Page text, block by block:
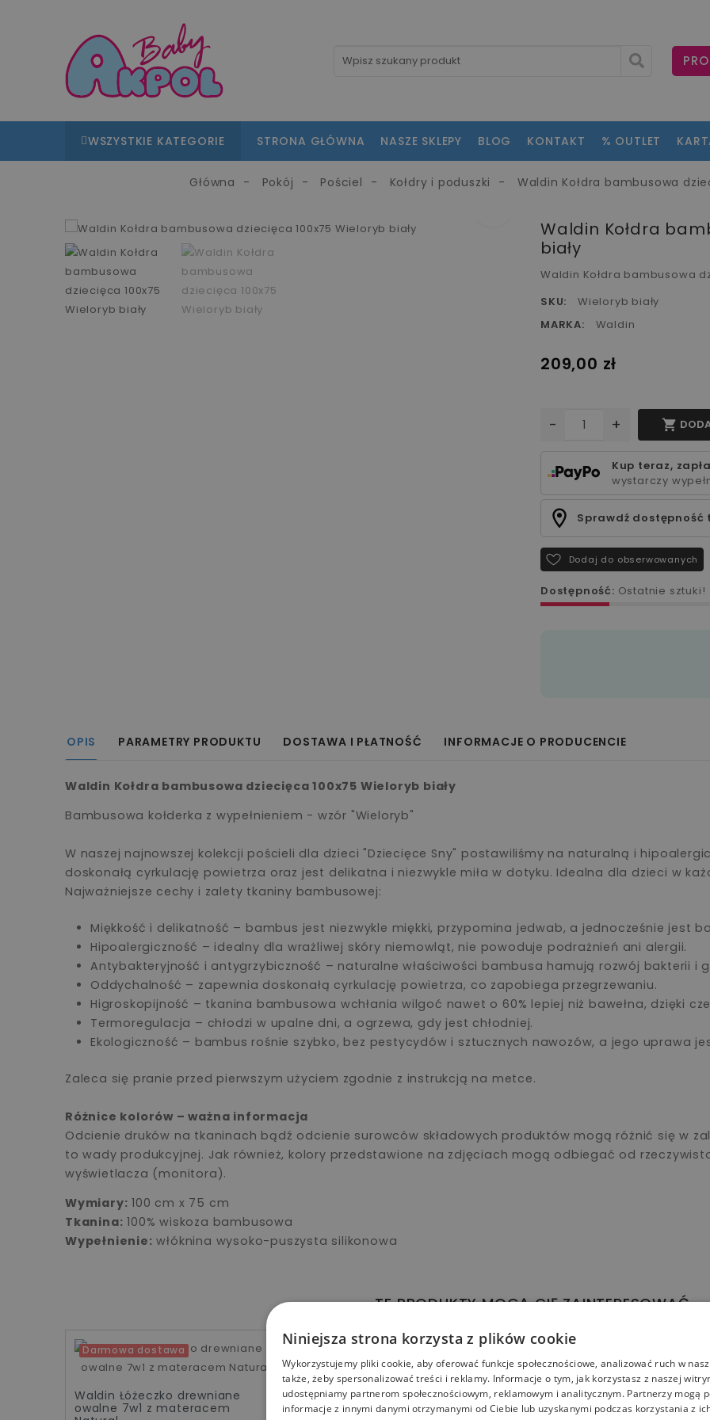
WSZYSTKIE KATEGORIE STRONA GŁÓWNA NASZE SKLEPY BLOG KONTAKT % OUTLET
Główna Pokój Pościel Kołdry i poduszki Waldin Kołdra bambusowa
Waldin Kołdra
biały
Waldin Kołdra bambusowa
SKU:
Wieloryb biały
MARKA:
Waldin
209,00 zł
- + 
Kup teraz,
wystarczy
Sprawdź
Dodaj do obserwowanych
Dostępność: Ostatnie sztuki!
OPIS PARAMETRY PRODUKTU DOSTAWA I PŁATNOŚĆ INFORMACJE O PRODUCENCIE
Waldin Kołdra bambusowa dziecięca 100x75 Wieloryb biały
Bambusowa kołderka z wypełnieniem - wzór "Wieloryb"
W naszej najnowszej kolekcji pościeli dla dzieci "Dziecięce Sny" postawiliśmy na naturalną i
doskonałą cyrkulację powietrza oraz jest delikatna i niezwykle miła w dotyku. Idealna dla dzieci w
Najważniejsze cechy i zalety tkaniny bambusowej:
Miękkość i delikatność – bambus jest niezwykle miękki, przypomina jedwab, a jednocześnie jest
Hipoalergiczność – idealny dla wrażliwej skóry niemowląt, nie powoduje podrażnień ani alergii.
Antybakteryjność i antygrzybiczność – naturalne właściwości bambusa hamują rozwój bakterii i
Oddychalność – zapewnia doskonałą cyrkulację powietrza, co zapobiega przegrzewaniu.
Higroskopijność – tkanina bambusowa wchłania wilgoć nawet o 60% lepiej niż bawełna, dzięki
Termoregulacja – chłodzi w upalne dni, a ogrzewa, gdy jest chłodniej.
Ekologiczność – bambus rośnie szybko, bez pestycydów i sztucznych nawozów, a jego uprawa
Zaleca się pranie przed pierwszym użyciem zgodnie z instrukcją na metce.
Różnice kolorów – ważna informacja
Odcienie druków na tkaninach bądź odcienie surowców składowych produktów mogą różnić się w
to wady produkcyjnej. Jak również, kolory przedstawione na zdjęciach mogą odbiegać od
wyświetlacza (monitora).
Wymiary: 100 cm x 75 cm
Tkanina: 100% wiskoza bambusowa
Wypełnienie: włóknina wysoko-puszysta silikonowa
TE PRODUKTY MOGĄ CIĘ ZAINTERESOWAĆ
Darmowa dostawa
Waldin Łóżeczko drewniane
owalne 7w1 z materacem
Darmowa dostawa
Waldin Łóżeczko drewniane
owalne 7w1 z materacem Białe
Niniejsza strona korzysta z plików cookie
Wykorzystujemy pliki cookie, aby oferować funkcje społecznościowe, analizować ruch w
także, żeby spersonalizować treści i reklamy. Informacje o tym, jak korzystasz z naszej
udostępniamy partnerom społecznościowym, reklamowym i analitycznym. Partnerzy mogą
informacje z innymi danymi otrzymanymi od Ciebie lub uzyskanymi podczas korzystania z